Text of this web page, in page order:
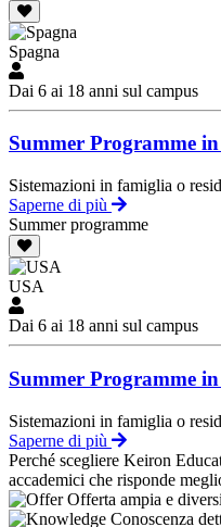
Spagna
Dai 6 ai 18 anni sul campus
Summer Programme
Sistemazioni in famiglia o
Saperne di più
Summer programme
USA
Dai 6 ai 18 anni sul campus
Summer Programme
Sistemazioni in famiglia o
Saperne di più
Perché scegliere Keiron
accademici che risponde
Offerta ampia e
Conoscenza